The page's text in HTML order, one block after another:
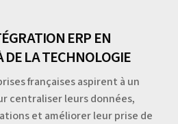
ERP EN
DE LA TECHNOLOGIE
françaises aspirent à un
centraliser leurs données,
et améliorer leur prise de